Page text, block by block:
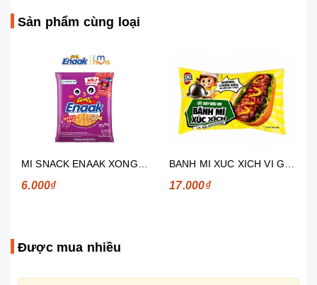
Sản phẩm cùng loại
6.000₫ 17.000₫
Được mua nhiều